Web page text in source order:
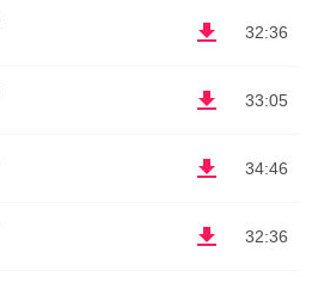
32:36
33:05
34:46
32:36